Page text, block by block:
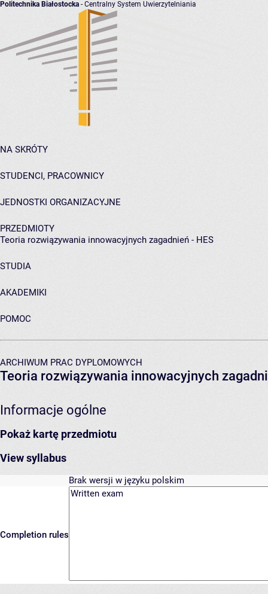
Politechnika Białostocka - Centralny System Uwierzytelniania
NA SKRÓTY
STUDENCI, PRACOWNICY
JEDNOSTKI ORGANIZACYJNE
PRZEDMIOTY
Teoria rozwiązywania innowacyjnych zagadnień - HES
STUDIA
AKADEMIKI
POMOC
ARCHIWUM PRAC DYPLOMOWYCH
Teoria rozwiązywania innowacyjnych
Informacje ogólne
Pokaż kartę przedmiotu
View syllabus
Brak wersji w języku polskim
Completion rules